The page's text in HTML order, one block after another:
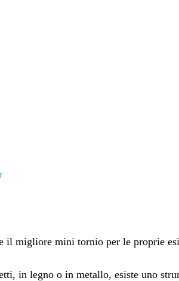
il migliore mini tornio per le proprie
in legno o in metallo, esiste uno